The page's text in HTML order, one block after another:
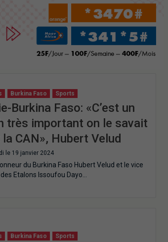
Burkina Faso Sports
Burkina Faso: «C’est un
très important on le savait
CAN», Hubert Velud
le 19 janvier 2024
du Burkina Faso Hubert Velud et le vice
Etalons Issoufou Dayo…
Burkina Faso Sports